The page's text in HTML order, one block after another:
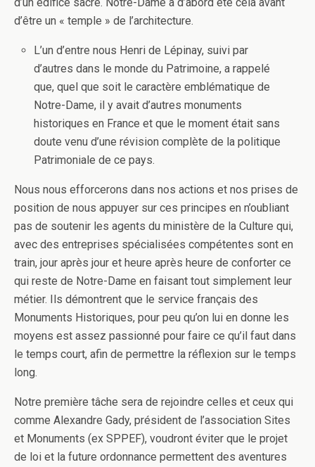
d’être un « temple » de l’architecture.
L’un d’entre nous Henri de Lépinay, suivi par
d’autres dans le monde du Patrimoine, a rappelé
que, quel que soit le caractère emblématique de
Notre-Dame, il y avait d’autres monuments
historiques en France et que le moment était sans
doute venu d’une révision complète de la politique
Patrimoniale de ce pays.
Nous nous efforcerons dans nos actions et nos prises de
position de nous appuyer sur ces principes en n’oubliant
pas de soutenir les agents du ministère de la Culture qui,
avec des entreprises spécialisées compétentes sont en
train, jour après jour et heure après heure de conforter ce
qui reste de Notre-Dame en faisant tout simplement leur
métier. Ils démontrent que le service français des
Monuments Historiques, pour peu qu’on lui en donne les
moyens est assez passionné pour faire ce qu’il faut dans
le temps court, afin de permettre la réflexion sur le temps
long.
Notre première tâche sera de rejoindre celles et ceux qui
comme Alexandre Gady, président de l’association Sites
et Monuments (ex SPPEF), voudront éviter que le projet
de loi et la future ordonnance permettent des aventures